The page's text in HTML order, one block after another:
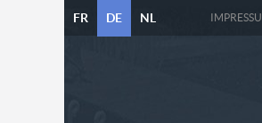
FR DE NL